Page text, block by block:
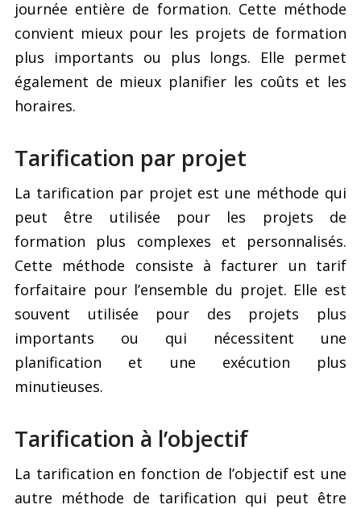
journée entière de formation. Cette méthode
convient mieux pour les projets de formation
plus importants ou plus longs. Elle permet
également de mieux planifier les coûts et les
horaires.
Tarification par projet
La tarification par projet est une méthode qui
peut être utilisée pour les projets de
formation plus complexes et personnalisés.
Cette méthode consiste à facturer un tarif
forfaitaire pour l’ensemble du projet. Elle est
souvent utilisée pour des projets plus
importants ou qui nécessitent une
planification et une exécution plus
minutieuses.
Tarification à l’objectif
La tarification en fonction de l’objectif est une
autre méthode de tarification qui peut être